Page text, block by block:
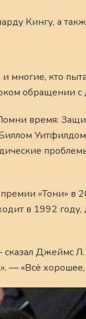
Кингу, а
кто
обращении с
время:
«Тони» в
в 1992 году,
сказал Джеймс
— «Всё